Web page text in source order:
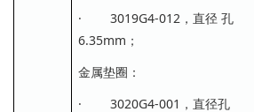
· 3019G4-012，直径 孔
6.35mm；
金属垫圈：
· 3020G4-001，直径孔